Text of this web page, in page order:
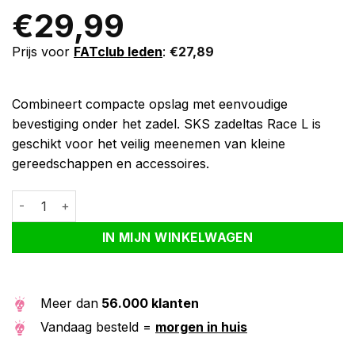
€29,99
Prijs voor FATclub leden: €27,89
Combineert compacte opslag met eenvoudige
bevestiging onder het zadel. SKS zadeltas Race L is
geschikt voor het veilig meenemen van kleine
gereedschappen en accessoires.
SKS zadeltas Race L 0,75l zwart aantal
IN MIJN WINKELWAGEN
Alternative:
Meer dan 56.000 klanten
Vandaag besteld = morgen in huis